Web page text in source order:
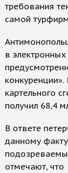
требования
самой
в
картельного
получил 68,4
В ответе
данному
отмечают,